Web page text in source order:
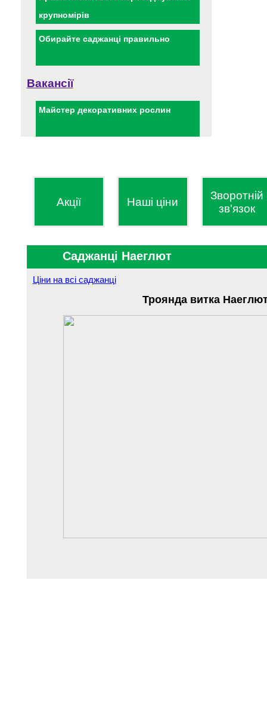
крупномірів
Обирайте саджанці правильно
Вакансії
Майстер декоративних рослин
Акції Наші ціни
Зворотній
зв'язок
Саджанці Наеглют
Ціни на всі саджанці
Троянда витка